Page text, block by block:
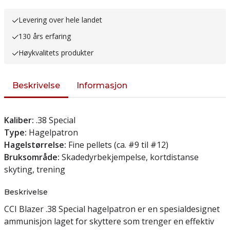
Levering over hele landet
130 års erfaring
Høykvalitets produkter
Beskrivelse Informasjon
Kaliber: .38 Special
Type: Hagelpatron
Hagelstørrelse: Fine pellets (ca. #9 til #12)
Bruksområde: Skadedyrbekjempelse, kortdistanse
skyting, trening
Beskrivelse
CCI Blazer .38 Special hagelpatron er en spesialdesignet
ammunisjon laget for skyttere som trenger en effektiv